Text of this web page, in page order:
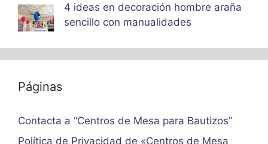
4 ideas en decoración hombre araña
sencillo con manualidades
Páginas
Contacta a “Centros de Mesa para Bautizos”
Política de Privacidad de «Centros de Mesa